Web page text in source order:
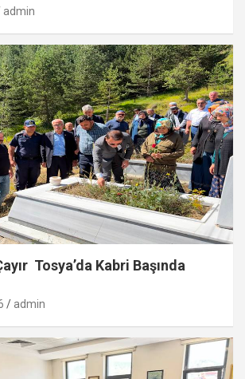
admin
Tosya’da Kabri Başında
admin